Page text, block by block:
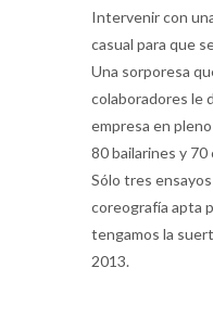
Intervenir con
casual para que
Una sorporesa
colaboradores le
empresa en
80 bailarines y 70
Sólo tres
coreografía apta
tengamos la
2013.